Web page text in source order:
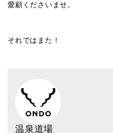
愛顧くださいませ。
それではまた！
温泉道場